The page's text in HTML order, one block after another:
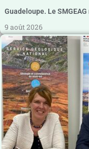
Guadeloupe. Le
9 août 2026